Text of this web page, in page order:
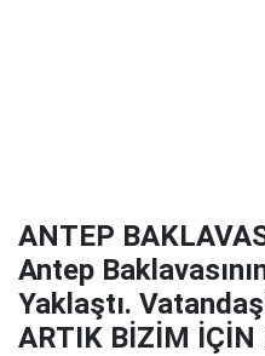
ANTEP
Antep
Yaklaştı.
ARTIK BİZİM İÇİN